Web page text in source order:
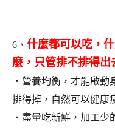
6、 什麼都可以吃，
麼，只管排不排得出
‧營養均衡，才能啟動
排得掉，自然可以健康
‧盡量吃新鮮，加工少